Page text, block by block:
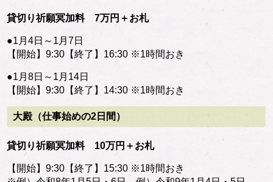
貸切り祈願冥加料 7万円＋お札
●1月4日～1月7日
【開始】9:30【終了】16:30 ※1時間おき
●1月8日～1月14日
【開始】9:30【終了】14:30 ※1時間おき
大殿（仕事始めの2日間）
貸切り祈願冥加料 10万円＋お札
【開始】9:30【終了】15:30 ※1時間おき